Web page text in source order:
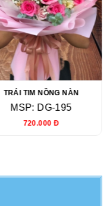
TRÁI TIM NỒNG NÀN
MSP: DG-195
720.000 Đ